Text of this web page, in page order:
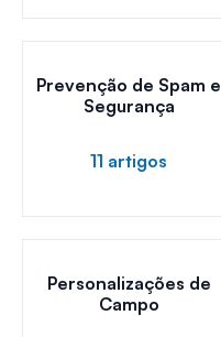
Prevenção de Spam e
Segurança
11 artigos
Personalizações de
Campo